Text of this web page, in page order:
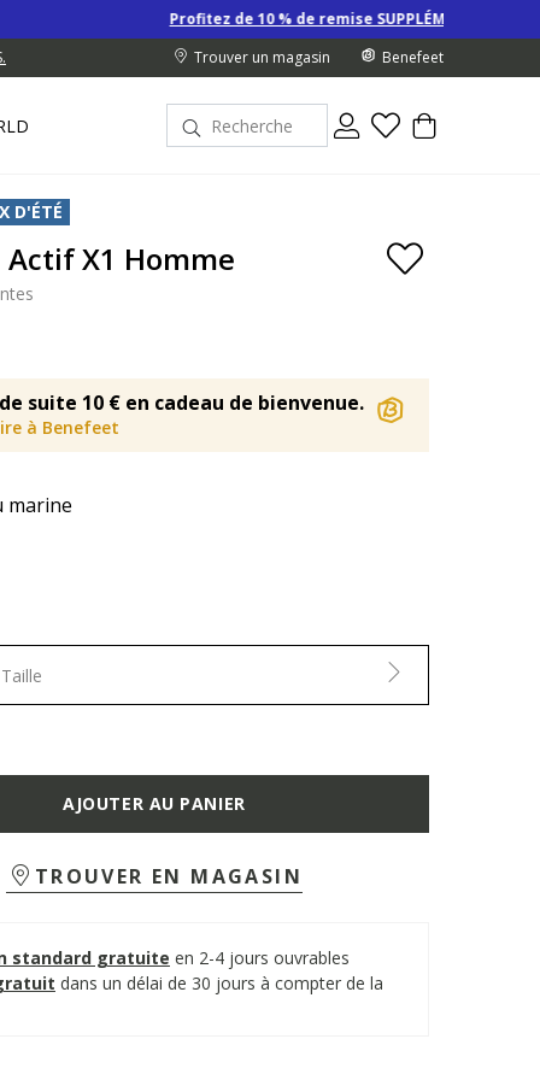
Profitez de 10 % de remise SUPPLÉMENTAIRE sur les
Trouver un magasin Benefeet
D'ÉTÉ
Actif X1 Homme
suite 10 € en cadeau de bienvenue.
à Benefeet
marine
AJOUTER AU PANIER
TROUVER EN MAGASIN
standard gratuite en 2-4 jours ouvrables
dans un délai de 30 jours à compter de la